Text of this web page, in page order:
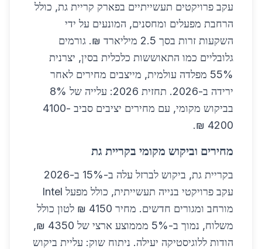
עקב פרויקטים תעשייתיים בפארק קריית גת, כולל
הרחבת מפעלים ומחסנים, המונעים על ידי
השקעות זרות בסך 2.5 מיליארד ₪. גורמים
גלובליים כמו התאוששות כלכלית בסין, יצרנית
55% מפלדה עולמית, מייצבים מחירים לאחר
ירידה ב-2026. תחזית 2026: עלייה של 8%
בביקוש מקומי, עם מחירים יציבים סביב 4100-
4200 ₪.
מחירים וביקוש מקומי בקריית גת
בקריית גת, ביקוש לברזל עלה ב-15% ב-2026
עקב פרויקטי בנייה תעשייתית, כולל מפעל Intel
מורחב ומגורים חדשים. מחיר 4150 ₪ לטון כולל
משלוח, נמוך ב-5% מממוצע ארצי של 4350 ₪,
הודות ללוגיסטיקה יעילה. ניתוח שוק: עליית ביקוש